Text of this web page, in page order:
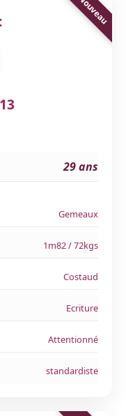
29 ans
Gemeaux
1m82 / 72kgs
Costaud
Ecriture
Attentionné
standardiste